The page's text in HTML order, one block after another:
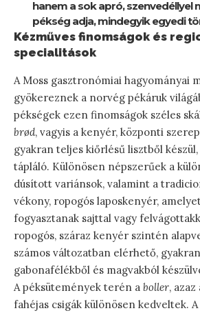
hanem a sok apró, szenvedéllyel
pékség adja, mindegyik egyedi
Kézműves finomságok és
specialitások
A Moss gasztronómiai hagyományai
gyökereznek a norvég pékáruk
pékségek ezen finomságok széles
brød, vagyis a kenyér, központi
gyakran teljes kiőrlésű lisztből
tápláló. Különösen népszerűek a
dúsított variánsok, valamint a
vékony, ropogós laposkenyér,
fogyasztanak sajttal vagy
ropogós, száraz kenyér szintén
számos változatban elérhető,
gabonafélékből és magvakból
A péksütemények terén a boller,
fahéjas csigák különösen kedveltek. A